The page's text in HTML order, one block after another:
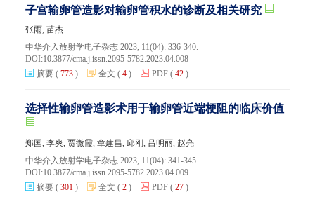
子宫输卵管造影对输卵管积水的诊断及相关研究
张雨, 苗杰
中华介入放射学电子杂志 2023, 11(04): 336-340.
DOI:10.3877/cma.j.issn.2095-5782.2023.04.008
摘要 ( 773 ) 全文 ( 4 ) PDF ( 42 )
选择性输卵管造影术用于输卵管近端梗阻的临床价值
郑国, 李爽, 贾微霞, 章建昌, 邱刚, 吕明丽, 赵亮
中华介入放射学电子杂志 2023, 11(04): 341-345.
DOI:10.3877/cma.j.issn.2095-5782.2023.04.009
摘要 ( 301 ) 全文 ( 2 ) PDF ( 27 )